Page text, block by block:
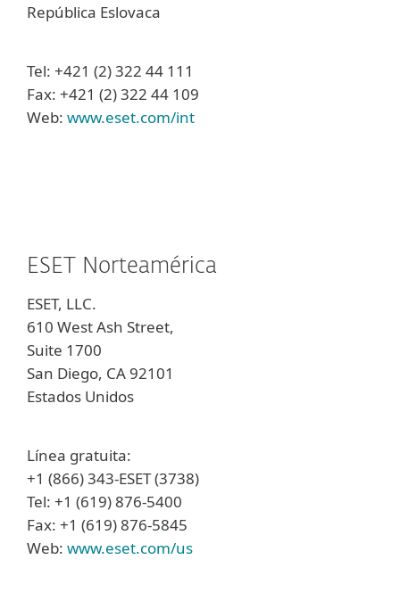
República Eslovaca
Tel: +421 (2) 322 44 111
Fax: +421 (2) 322 44 109
Web: www.eset.com/int
ESET Norteamérica
ESET, LLC.
610 West Ash Street,
Suite 1700
San Diego, CA 92101
Estados Unidos
Línea gratuita:
+1 (866) 343-ESET (3738)
Tel: +1 (619) 876-5400
Fax: +1 (619) 876-5845
Web: www.eset.com/us